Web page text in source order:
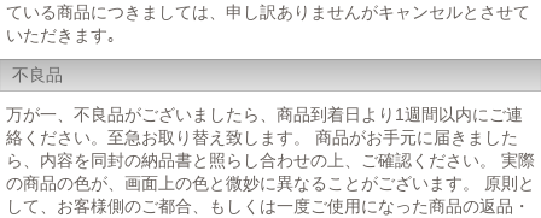
ている商品につきましては、申し訳ありませんがキャンセルとさせて
いただきます｡
不良品
万が一、不良品がございましたら、商品到着日より1週間以内にご連
絡ください。至急お取り替え致します。 商品がお手元に届きました
ら、内容を同封の納品書と照らし合わせの上、ご確認ください。 実際
の商品の色が、画面上の色と微妙に異なることがございます。 原則と
して、お客様側のご都合、もしくは一度ご使用になった商品の返品・